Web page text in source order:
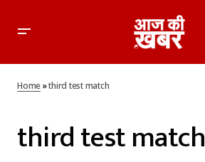
Home»third test match
third test match